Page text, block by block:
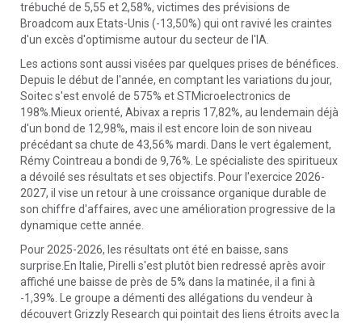
trébuché de 5,55 et 2,58%, victimes des prévisions de
Broadcom aux Etats-Unis (-13,50%) qui ont ravivé les craintes
d'un excès d'optimisme autour du secteur de l'IA.
Les actions sont aussi visées par quelques prises de bénéfices.
Depuis le début de l'année, en comptant les variations du jour,
Soitec s'est envolé de 575% et STMicroelectronics de
198%.Mieux orienté, Abivax a repris 17,82%, au lendemain déjà
d'un bond de 12,98%, mais il est encore loin de son niveau
précédant sa chute de 43,56% mardi. Dans le vert également,
Rémy Cointreau a bondi de 9,76%. Le spécialiste des spiritueux
a dévoilé ses résultats et ses objectifs. Pour l'exercice 2026-
2027, il vise un retour à une croissance organique durable de
son chiffre d'affaires, avec une amélioration progressive de la
dynamique cette année.
Pour 2025-2026, les résultats ont été en baisse, sans
surprise.En Italie, Pirelli s'est plutôt bien redressé après avoir
affiché une baisse de près de 5% dans la matinée, il a fini à
-1,39%. Le groupe a démenti des allégations du vendeur à
découvert Grizzly Research qui pointait des liens étroits avec la